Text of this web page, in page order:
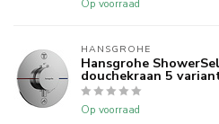
Op voorraad
HANSGROHE
Hansgrohe
douchekraan 5
Op voorraad